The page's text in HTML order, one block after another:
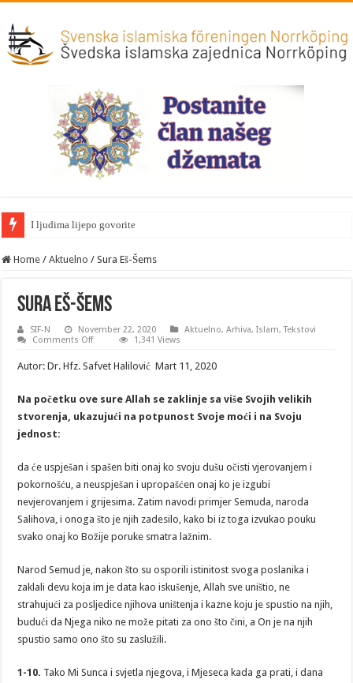
I ljudima lijepo govorite
Home / Aktuelno / Sura Eš-Šems
Sura Eš-Šems
SIF-N November 22, 2020 Aktuelno,Arhiva,Islam,Tekstovi
Comments Offon
Eš-
Šems
1,341 Views
Autor: Dr. Hfz. Safvet Halilović Mart 11, 2020
Na početku ove sure Allah se zaklinje sa više Svojih velikih
stvorenja, ukazujući na potpunost Svoje moći i na Svoju
jednost:
da će uspješan i spašen biti onaj ko svoju dušu očisti vjerovanjem i
pokornošću, a neuspješan i upropašćen onaj ko je izgubi
nevjerovanjem i grijesima. Zatim navodi primjer Semuda, naroda
Salihova, i onoga što je njih zadesilo, kako bi iz toga izvukao pouku
svako onaj ko Božije poruke smatra lažnim.
Narod Semud je, nakon što su osporili istinitost svoga poslanika i
zaklali devu koja im je data kao iskušenje, Allah sve uništio, ne
strahujući za posljedice njihova uništenja i kazne koju je spustio na njih,
budući da Njega niko ne može pitati za ono što čini, a On je na njih
spustio samo ono što su zaslužili.
1-10. Tako Mi Sunca i svjetla njegova, i Mjeseca kada ga prati, i dana